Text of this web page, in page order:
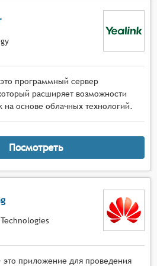
программный сервер
расширяет возможности
на основе облачных технологий.
Посмотреть
это приложение для проведения